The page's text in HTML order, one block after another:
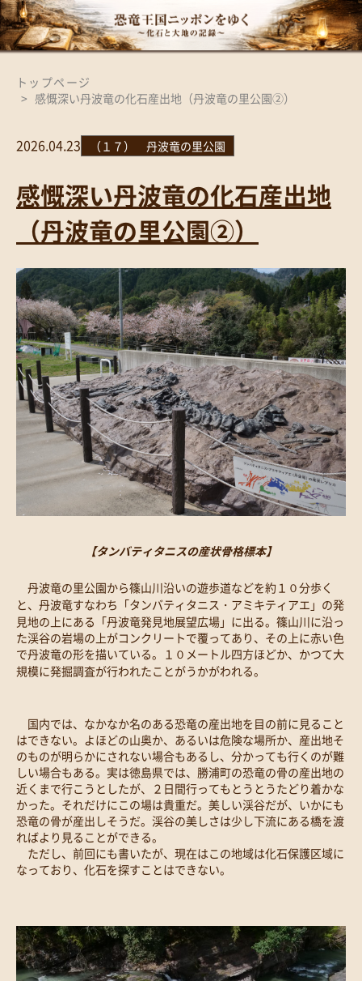
トップページ
感慨深い丹波竜の化石産出地（丹波竜の里公園②）
2026.04.23 （１７） 丹波竜の里公園
感慨深い丹波竜の化石産出地
（丹波竜の里公園②）
【タンバティタニスの産状骨格標本】
丹波竜の里公園から篠山川沿いの遊歩道などを約１０分歩く
と、丹波竜すなわち「タンバティタニス・アミキティアエ」の発
見地の上にある「丹波竜発見地展望広場」に出る。篠山川に沿っ
た渓谷の岩場の上がコンクリートで覆ってあり、その上に赤い色
で丹波竜の形を描いている。１０メートル四方ほどか、かつて大
規模に発掘調査が行われたことがうかがわれる。
国内では、なかなか名のある恐竜の産出地を目の前に見ること
はできない。よほどの山奥か、あるいは危険な場所か、産出地そ
のものが明らかにされない場合もあるし、分かっても行くのが難
しい場合もある。実は徳島県では、勝浦町の恐竜の骨の産出地の
近くまで行こうとしたが、２日間行ってもとうとうたどり着かな
かった。それだけにこの場は貴重だ。美しい渓谷だが、いかにも
恐竜の骨が産出しそうだ。渓谷の美しさは少し下流にある橋を渡
ればより見ることができる。
ただし、前回にも書いたが、現在はこの地域は化石保護区域に
なっており、化石を探すことはできない。